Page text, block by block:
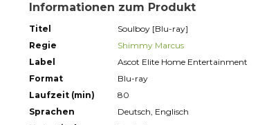
Informationen zum Produkt
Titel
Soulboy [Blu-ray]
Regie
Shimmy Marcus
Label
Ascot Elite Home Entertainment
Format
Blu-ray
Laufzeit (min)
80
Sprachen
Deutsch, Englisch